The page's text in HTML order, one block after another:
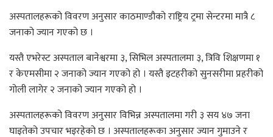
अस्पतालहरूको विवरण अनुसार काठमाण्डौको राष्ट्रिय ट्रमा सेन्टरमा मात्रै ८
जनाको ज्यान गएको छ ।
यस्तै एभरेस्ट अस्पताल बानेश्वरमा ३, सिभिल अस्पतालमा ३, त्रिवि शिक्षणमा १
र केएमसीमा २ जनाको ज्यान गएको हो । यस्तै इटहरीको सुनसरीमा प्रहरीको
गोली लागेर २ जनाको ज्यान गएको हो ।
अस्पतालहरूको विवरण अनुसार विभिन्न अस्पतालमा गरी ३ सय ४७ जना
घाइतेको उपचार भइरहेको छ । अस्पतालहरूका अनुसार ज्यान गुमाउने र